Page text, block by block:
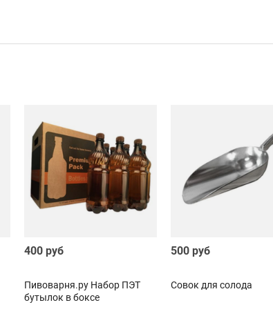
400 руб
Пивоварня.ру Набор ПЭТ
бутылок в боксе
500 руб
Совок для солода